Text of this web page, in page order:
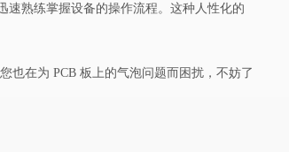
速熟练掌握设备的操作流程。这种人性化的
也在为 PCB 板上的气泡问题而困扰，不妨了